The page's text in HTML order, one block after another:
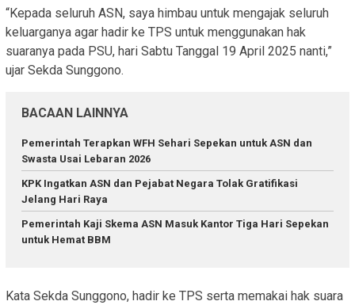
“Kepada seluruh ASN, saya himbau untuk mengajak seluruh
keluarganya agar hadir ke TPS untuk menggunakan hak
suaranya pada PSU, hari Sabtu Tanggal 19 April 2025 nanti,”
ujar Sekda Sunggono.
BACAAN LAINNYA
Pemerintah Terapkan WFH Sehari Sepekan untuk ASN dan
Swasta Usai Lebaran 2026
KPK Ingatkan ASN dan Pejabat Negara Tolak Gratifikasi
Jelang Hari Raya
Pemerintah Kaji Skema ASN Masuk Kantor Tiga Hari Sepekan
untuk Hemat BBM
Kata Sekda Sunggono, hadir ke TPS serta memakai hak suara